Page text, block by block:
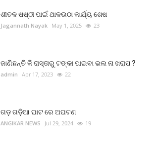
ଶୀତଳ ଷଷ୍ଠୀ ପାଇଁ ଥାଳଉଠା କାର୍ଯ୍ୟ ଶେଷ
Jagannath Nayak May 1, 2025 23
ଜାଣିଛନ୍ତି କି ରାସ୍ତାରୁ ଟଙ୍କା ପାଇବା ଭଲ ନା ଖରାପ ?
admin Apr 17, 2023 22
ଗଡ଼ ଗଡ଼ିଆ ଘାଟ ରେ ଅଘଟଣ
ANGIKAR NEWS Jul 29, 2024 19